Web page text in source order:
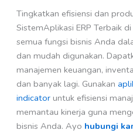
Tingkatkan efisiensi dan
SistemAplikasi ERP Terbaik
semua fungsi bisnis Anda
dan mudah digunakan.
manajemen keuangan,
dan banyak lagi. Gunakan
indicatoruntuk efisiensi
memantau kinerja guna
bisnis Anda. Ayo hubungi